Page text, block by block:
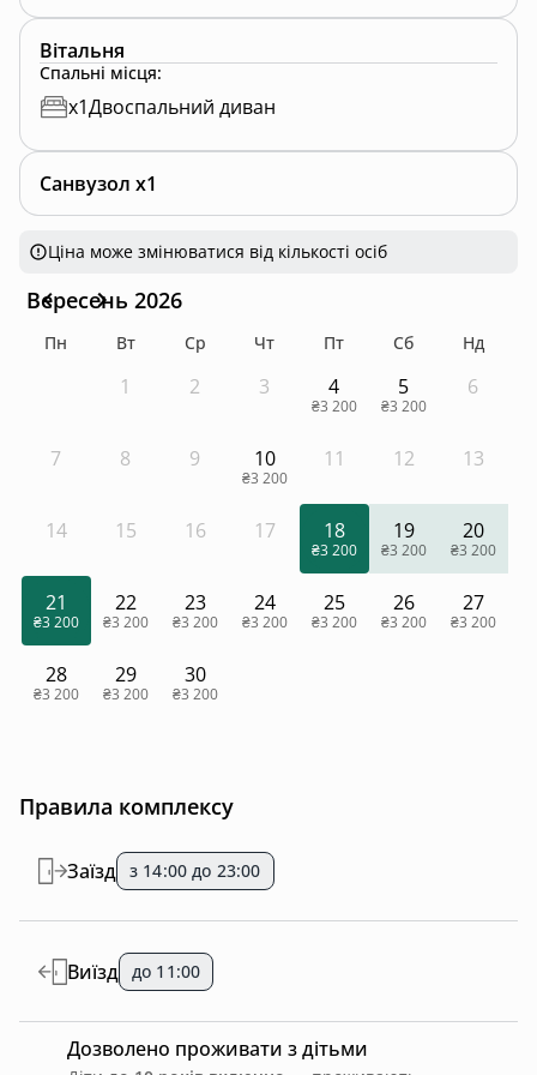
Вітальня
Спальні місця:
x1Двоспальний диван
Санвузол x1
Ціна може змінюватися від кількості осіб
Вересень 2026
Пн Вт Ср Чт Пт Сб Нд
1 2 3 4
₴3 200
5
₴3 200
6
7 8 9 10
₴3 200
11 12 13
14 15 16 17 18
₴3 200
19
₴3 200
20
₴3 200
21
₴3 200
22
₴3 200
23
₴3 200
24
₴3 200
25
₴3 200
26
₴3 200
27
₴3 200
28
₴3 200
29
₴3 200
30
₴3 200
Правила комплексу
Заїзд з 14:00 до 23:00
Виїзд до 11:00
Дозволено проживати з дітьми